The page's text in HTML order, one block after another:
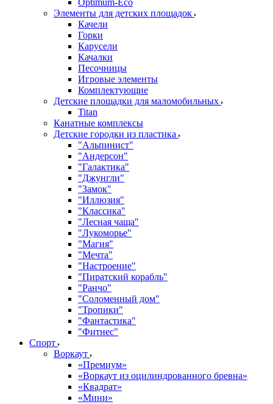
Оptimum-Еco
Элементы для детских площадок
Качели
Горки
Карусели
Качалки
Песочницы
Игровые элементы
Комплектующие
Детские площадки для маломобильных
Titan
Канатные комплексы
Детские городки из пластика
"Альпинист"
"Андерсон"
"Галактика"
"Джунгли"
"Замок"
"Иллюзия"
"Классика"
"Лесная чаща"
"Лукоморье"
"Магия"
"Мечта"
"Настроение"
"Пиратский корабль"
"Ранчо"
"Соломенный дом"
"Тропики"
"Фантастика"
"Фитнес"
Спорт
Воркаут
«Премиум»
«Воркаут из оцилиндрованного бревна»
«Квадрат»
«Мини»